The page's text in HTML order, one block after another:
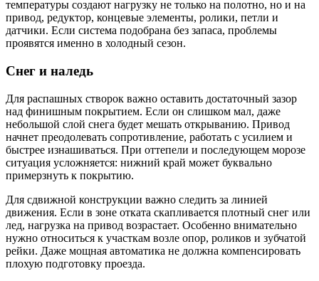
температуры создают нагрузку не только на полотно, но и на
привод, редуктор, концевые элементы, ролики, петли и
датчики. Если система подобрана без запаса, проблемы
проявятся именно в холодный сезон.
Снег и наледь
Для распашных створок важно оставить достаточный зазор
над финишным покрытием. Если он слишком мал, даже
небольшой слой снега будет мешать открыванию. Привод
начнет преодолевать сопротивление, работать с усилием и
быстрее изнашиваться. При оттепели и последующем морозе
ситуация усложняется: нижний край может буквально
примерзнуть к покрытию.
Для сдвижной конструкции важно следить за линией
движения. Если в зоне отката скапливается плотный снег или
лед, нагрузка на привод возрастает. Особенно внимательно
нужно относиться к участкам возле опор, роликов и зубчатой
рейки. Даже мощная автоматика не должна компенсировать
плохую подготовку проезда.